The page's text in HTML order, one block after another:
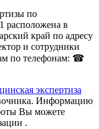
по
расположена в
край по адресу
и сотрудники
по телефонам: ☎
экспертиза
Информацию
Вы можете
.